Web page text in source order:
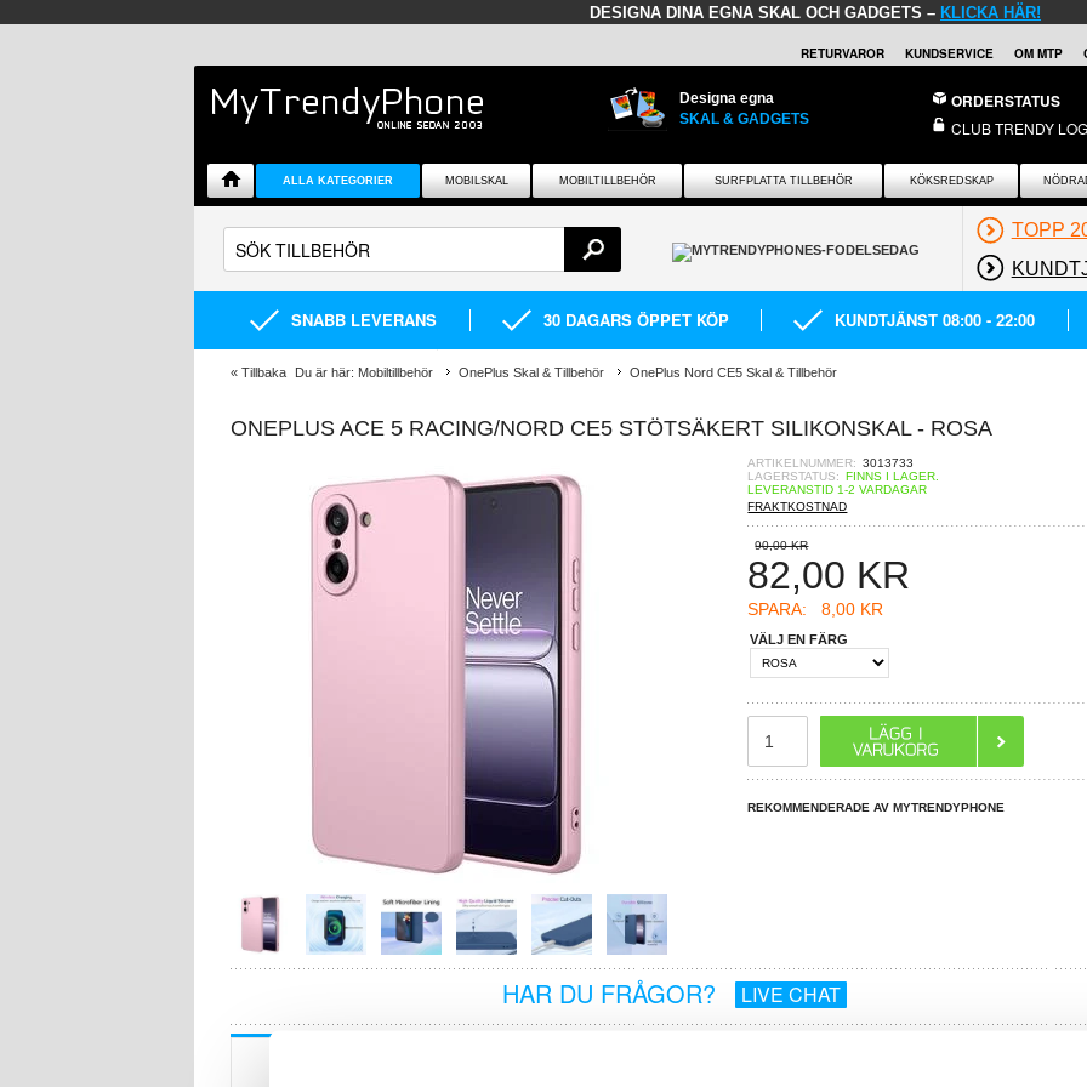
DESIGNA DINA EGNA SKAL OCH GADGETS – KLICKA HÄR!
RETURVAROR KUNDSERVICE OM MTP
Designa egna
SKAL & GADGETS
ORDERSTATUS
CLUB TRENDY
ALLA KATEGORIER MOBILSKAL MOBILTILLBEHÖR SURFPLATTA TILLBEHÖR KÖKSREDSKAP
TOPP
SNABB LEVERANS 30 DAGARS ÖPPET KÖP KUNDTJÄNST 08:00 - 22:00
« Tillbaka Du är här: Mobiltillbehör OnePlus Skal & Tillbehör OnePlus Nord CE5 Skal & Tillbehör
ONEPLUS ACE 5 RACING/NORD CE5 STÖTSÄKERT SILIKONSKAL - ROSA
ARTIKELNUMMER: 3013733
LAGERSTATUS: FINNS I LAGER.
LEVERANSTID 1-2 VARDAGAR
FRAKTKOSTNAD
90,00 KR
82,00 KR
SPARA: 8,00 KR
VÄLJ EN FÄRG
REKOMMENDERADE AV MYTRENDYPHONE
HAR DU FRÅGOR? LIVE CHAT